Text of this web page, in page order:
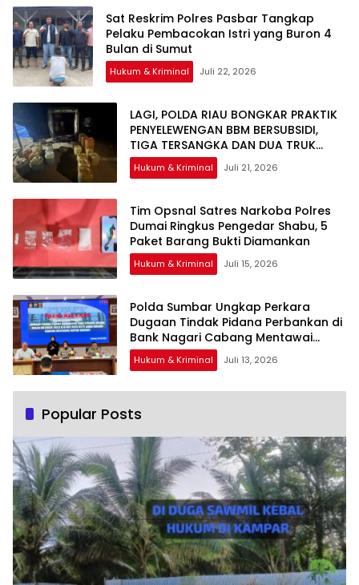
Sat Reskrim Polres Pasbar Tangkap
Pelaku Pembacokan Istri yang Buron 4
Bulan di Sumut
Hukum & Kriminal Juli 22, 2026
LAGI, POLDA RIAU BONGKAR PRAKTIK
PENYELEWENGAN BBM BERSUBSIDI,
TIGA TERSANGKA DAN DUA TRUK
TANGKI DIAMANKAN
Hukum & Kriminal Juli 21, 2026
Tim Opsnal Satres Narkoba Polres
Dumai Ringkus Pengedar Shabu, 5
Paket Barang Bukti Diamankan
Hukum & Kriminal Juli 15, 2026
Polda Sumbar Ungkap Perkara
Dugaan Tindak Pidana Perbankan di
Bank Nagari Cabang Mentawai
Capem Siberut, 3 Orang Ditetapkan
Tersangka
Hukum & Kriminal Juli 13, 2026
Popular Posts